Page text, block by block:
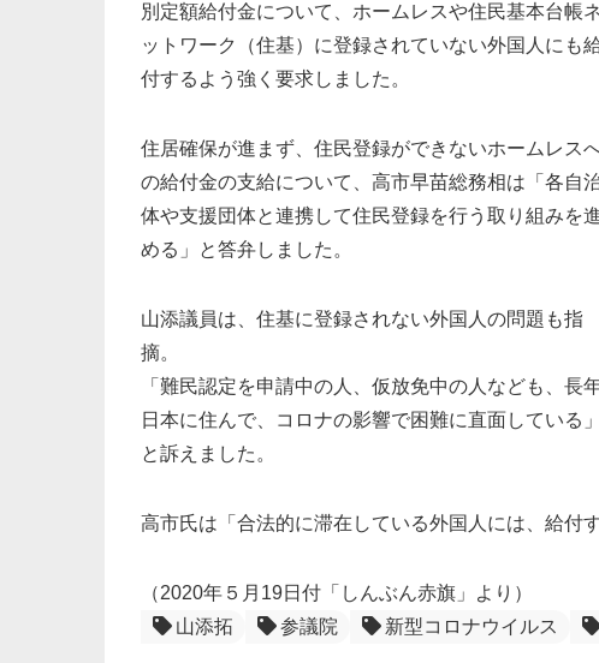
別定額給付金について、ホームレスや住民基本台帳
ットワーク（住基）に登録されていない外国人にも
付するよう強く要求しました。
住居確保が進まず、住民登録ができないホームレス
の給付金の支給について、高市早苗総務相は「各自
体や支援団体と連携して住民登録を行う取り組みを
める」と答弁しました。
山添議員は、住基に登録されない外国人の問題も指
摘。
「難民認定を申請中の人、仮放免中の人なども、長
日本に住んで、コロナの影響で困難に直面している」
と訴えました。
高市氏は「合法的に滞在している外国人には、給付
（2020年５月19日付「しんぶん赤旗」より）
山添拓
参議院 新型コロナウイルス